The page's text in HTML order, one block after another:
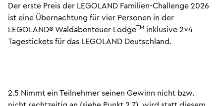
Der erste Preis der LEGOLAND Familien-Challenge 2026
ist eine Übernachtung für vier Personen in der
LEGOLAND® Waldabenteuer LodgeTM inklusive 2x4
Tagestickets für das LEGOLAND Deutschland.
2.5 Nimmt ein Teilnehmer seinen Gewinn nicht bzw.